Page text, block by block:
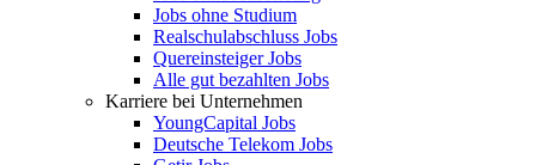
Jobs ohne Studium
Realschulabschluss Jobs
Quereinsteiger Jobs
Alle gut bezahlten Jobs
Karriere bei Unternehmen
YoungCapital Jobs
Deutsche Telekom Jobs